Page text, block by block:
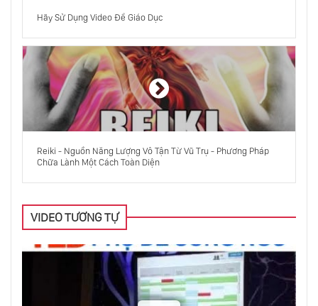
Nghi Vấn Về Vũ Trụ
10 Cách Để Có Một Cuộc Trò Chuyện Tốt
Hơn
10 Điều Bạn Chưa Biết Về Cực Khoái
Không Chung Thủy ... Một Cuộc Nói Chuyện
Trèo Và Nhảy
Hãy Sử Dụng Video Để Giáo Dục
Reiki - Nguồn Năng Lượng Vô Tận Từ Vũ Trụ - Phương Pháp
Chữa Lành Một Cách Toàn Diện
VIDEO TƯƠNG TỰ